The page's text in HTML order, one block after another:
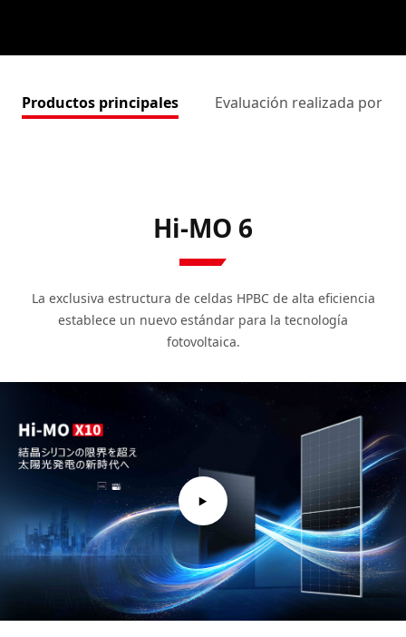
Productos principales Evaluación realizada por
Hi-MO 6
La exclusiva estructura de celdas HPBC de alta eficiencia
establece un nuevo estándar para la tecnología
fotovoltaica.